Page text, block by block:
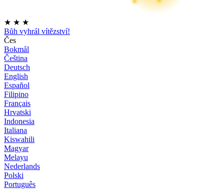
★ ★ ★
Bůh vyhrál vítězství!
Čes
Bokmål
Čeština
Deutsch
English
Español
Filipino
Français
Hrvatski
Indonesia
Italiana
Kiswahili
Magyar
Melayu
Nederlands
Polski
Português